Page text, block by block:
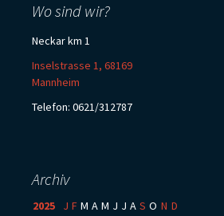
Wo sind wir?
Neckar km 1
Inselstrasse 1, 68169
Mannheim
Telefon: 0621/312787
Archiv
2025 J F M A M J J A S O N D